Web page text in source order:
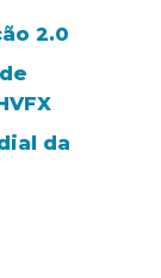
2.0
da